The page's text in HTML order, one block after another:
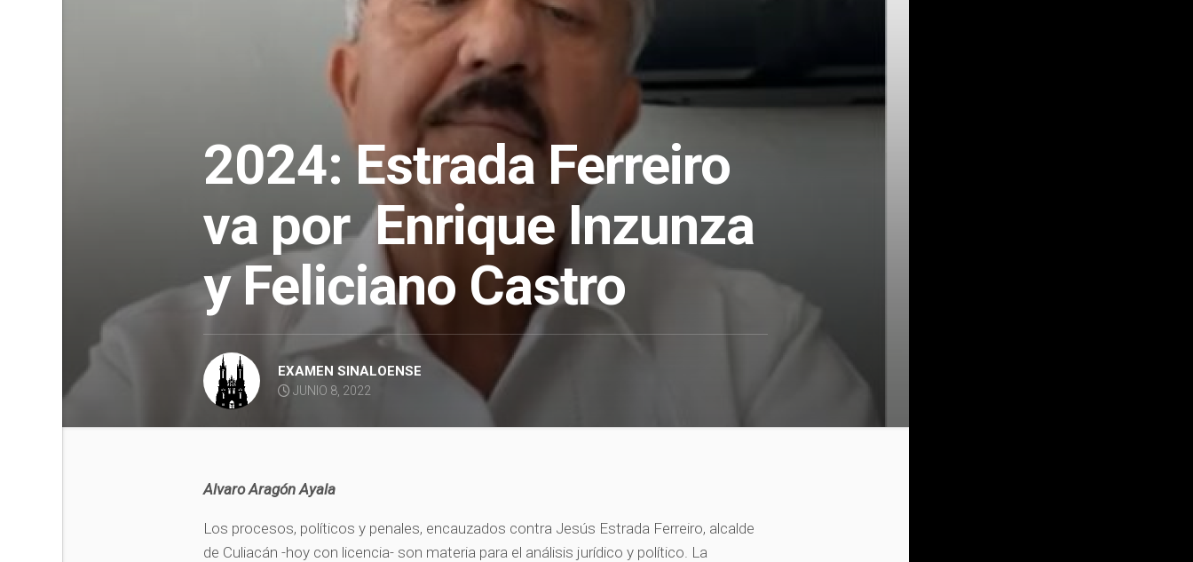
2024: Estrada Ferreiro
va por Enrique Inzunza
y Feliciano Castro
EXAMEN SINALOENSE
JUNIO 8, 2022
Alvaro Aragón Ayala
Los procesos, políticos y penales, encauzados contra Jesús Estrada Ferreiro, alcalde
de Culiacán -hoy con licencia- son materia para el análisis jurídico y político. La